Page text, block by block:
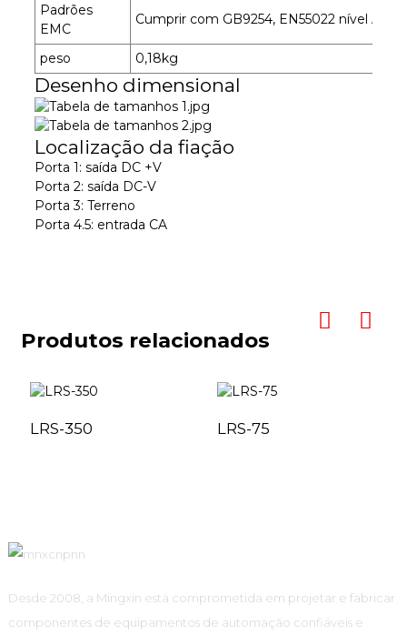
Padrões
EMC
Cumprir com GB9254, EN55022 nível A
peso 0,18kg
Desenho dimensional
Localização da fiação
Porta 1: saída DC +V
Porta 2: saída DC-V
Porta 3: Terreno
Porta 4.5: entrada CA
Produtos relacionados
LRS-350 LRS-75
Desde 2008, a Mingxin está comprometida em projetar e fabricar
componentes de equipamentos de automação confiáveis ​​e